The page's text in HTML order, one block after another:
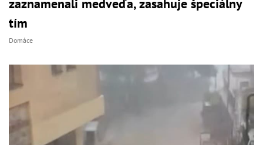
zaznamenali medveďa, zasahuje špeciálny
tím
Domáce